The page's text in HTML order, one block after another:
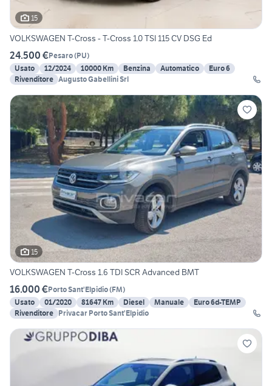
15
VOLKSWAGEN T-Cross - T-Cross 1.0 TSI 115 CV DSG Ed
24.500 €Pesaro(PU)
Usato
12/2024 10000 Km Benzina Automatico
Euro 6
Rivenditore Augusto Gabellini Srl
15
VOLKSWAGEN T-Cross 1.6 TDI SCR Advanced BMT
16.000 €Porto Sant'Elpidio(FM)
Usato
01/2020 81647 Km Diesel Manuale
Euro 6d-TEMP
Rivenditore Privacar Porto Sant'Elpidio